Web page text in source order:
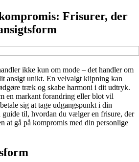
Frisurer, der
ikke kun om mode – det handler om
ansigt unikt. En velvalgt klipning kan
træk og skabe harmoni i dit udtryk.
en markant forandring eller blot vil
sig at tage udgangspunkt i din
guide til, hvordan du vælger en frisure, der
at gå på kompromis med din personlige